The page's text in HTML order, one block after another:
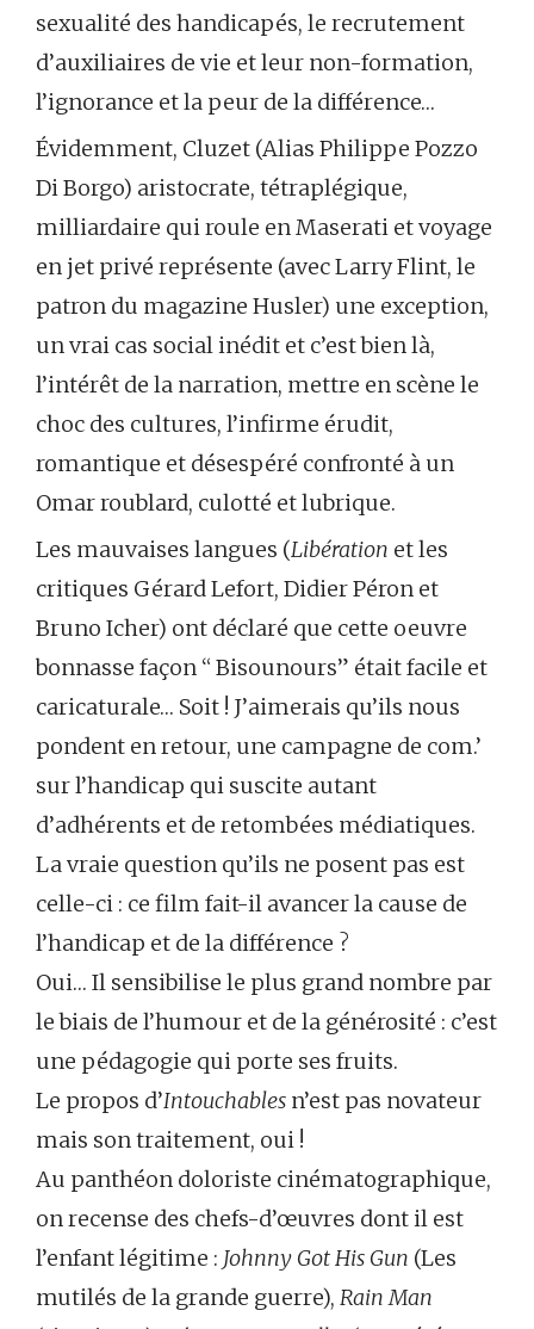
sexualité des handicapés, le recrutement
d’auxiliaires de vie et leur non-formation,
l’ignorance et la peur de la différence…
Évidemment, Cluzet (Alias Philippe Pozzo
Di Borgo) aristocrate, tétraplégique,
milliardaire qui roule en Maserati et voyage
en jet privé représente (avec Larry Flint, le
patron du magazine Husler) une exception,
un vrai cas social inédit et c’est bien là,
l’intérêt de la narration, mettre en scène le
choc des cultures, l’infirme érudit,
romantique et désespéré confronté à un
Omar roublard, culotté et lubrique.
Les mauvaises langues (Libération et les
critiques Gérard Lefort, Didier Péron et
Bruno Icher) ont déclaré que cette oeuvre
bonnasse façon “ Bisounours” était facile et
caricaturale… Soit ! J’aimerais qu’ils nous
pondent en retour, une campagne de com.’
sur l’handicap qui suscite autant
d’adhérents et de retombées médiatiques.
La vraie question qu’ils ne posent pas est
celle-ci : ce film fait-il avancer la cause de
l’handicap et de la différence ?
Oui… Il sensibilise le plus grand nombre par
le biais de l’humour et de la générosité : c’est
une pédagogie qui porte ses fruits.
Le propos d’Intouchables n’est pas novateur
mais son traitement, oui !
Au panthéon doloriste cinématographique,
on recense des chefs-d’œuvres dont il est
l’enfant légitime : Johnny Got His Gun (Les
mutilés de la grande guerre), Rain Man